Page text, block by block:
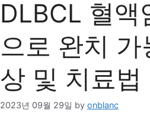
DLBCL 혈액
으로 완치 가
상 및 치료법
2023년 09월 29일 by onblanc